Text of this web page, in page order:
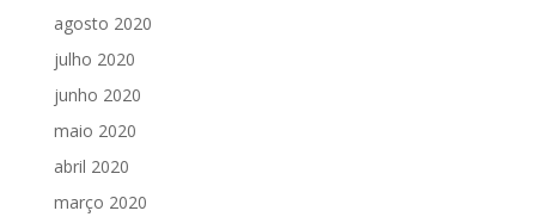
agosto 2020
julho 2020
junho 2020
maio 2020
abril 2020
março 2020